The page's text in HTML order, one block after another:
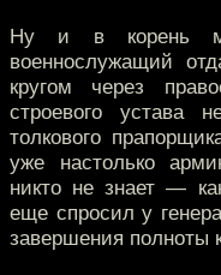
Ну и в корень
военнослужащий
кругом через
строевого
толкового
уже настолько
никто не знает —
еще спросил у
завершения полноты